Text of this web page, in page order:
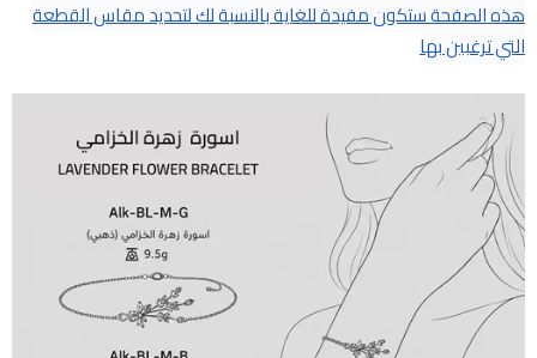
هذه الصفحة ستكون مفيدة للغاية بالنسبة لك لتحديد مقاس القطعة
التي ترغبين بها